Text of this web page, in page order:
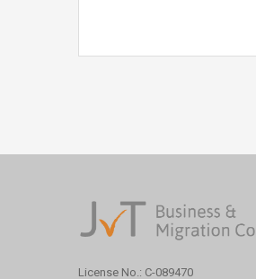
License No.: C-089470